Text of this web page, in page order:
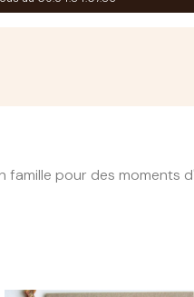
pour des moments